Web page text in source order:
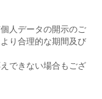
人データの開示のご
り合理的な期間及び
できない場合もござ